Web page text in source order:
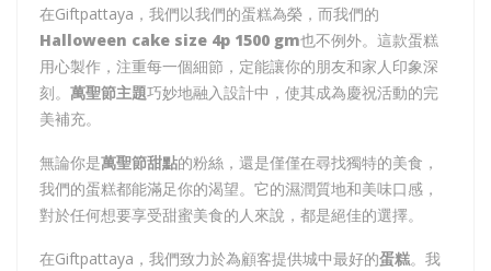
在Giftpattaya，我們以我們的蛋糕為榮，而我們的
Halloween cake size 4p 1500 gm也不例外。這款蛋糕
用心製作，注重每一個細節，定能讓你的朋友和家人印象深
刻。 萬聖節主題巧妙地融入設計中，使其成為慶祝活動的完
美補充。
無論你是萬聖節甜點的粉絲，還是僅僅在尋找獨特的美食，
我們的蛋糕都能滿足你的渴望。它的濕潤質地和美味口感，
對於任何想要享受甜蜜美食的人來說，都是絕佳的選擇。
在Giftpattaya，我們致力於為顧客提供城中最好的蛋糕。我